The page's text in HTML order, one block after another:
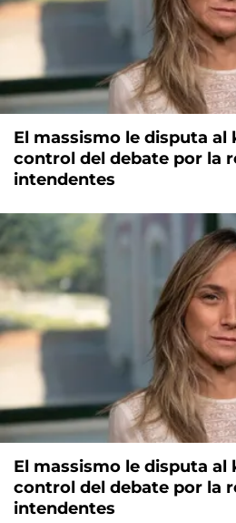
El massismo le disputa al
control del debate por la
intendentes
El massismo le disputa al
control del debate por la
intendentes